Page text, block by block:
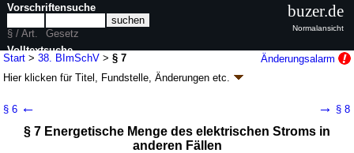
Start >38. BImSchV >§ 7
Änderungsalarm
Hier klicken fürTitel, Fundstelle, Änderungen etc.
Bestimmungen zur Treibhausgasminderung bei
Kraftstoffen (38. BImSchV)
§ 6 ← → § 8
§ 7 Energetische Menge des elektrischen Stroms in
anderen Fällen
Vorschriftensuche
§ / Art.
Gesetz
Volltextsuche
nur in 38. BImSchV
buzer.de
Normalansicht